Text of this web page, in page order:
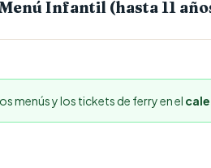
Infantil (hasta 11
menús y los tickets de ferry en el